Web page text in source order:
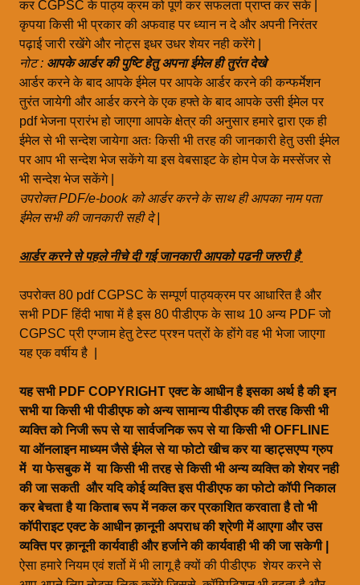
कर CGPSC के पाठ्य क्रम को पूर्ण कर सफलता प्राप्त कर सके |
कृपया किसी भी प्रकार की अफवाह पर ध्यान न दे और अपनी निरंतर
पढ़ाई जारी रखेंगे और नोट्स इधर उधर शेयर नही करेंगे |
नोट : आपके आर्डर की पुष्टि हेतु अपना ईमेल ही तुरंत देखे
आर्डर करने के बाद आपके ईमेल पर आपके आर्डर करने की कन्फर्मेशन
तुरंत जायेगी और आर्डर करने के एक हफ्ते के बाद आपके उसी ईमेल पर
pdf भेजना प्रारंभ हो जाएगा आपके क्षेत्र की अनुसार हमारे द्वारा एक ही
ईमेल से भी सन्देश जायेगा अतः किसी भी तरह की जानकारी हेतु उसी ईमेल
पर आप भी सन्देश भेज सकेंगे या इस वेबसाइट के होम पेज के मस्सेंजर से
भी सन्देश भेज सकेंगे |
उपरोक्त PDF/e-book को आर्डर करने के साथ ही आपका नाम पता
ईमेल सभी की जानकारी सही दे |
आर्डर करने से पहले नीचे दी गई जानकारी आपको पढनी जरुरी है
उपरोक्त 80 pdf CGPSC के सम्पूर्ण पाठ्यक्रम पर आधारित है और
सभी PDF हिंदी भाषा में है इस 80 पीडीएफ के साथ 10 अन्य PDF जो
CGPSC प्री एग्जाम हेतु टेस्ट प्रश्न पत्रों के होंगे वह भी भेजा जाएगा
यह एक वर्षीय है |
यह सभी PDF COPYRIGHT एक्ट के आधीन है इसका अर्थ है की इन
सभी या किसी भी पीडीएफ को अन्य सामान्य पीडीएफ की तरह किसी भी
व्यक्ति को निजी रूप से या सार्वजनिक रूप से या किसी भी OFFLINE
या ऑनलाइन माध्यम जैसे ईमेल से या फोटो खीच कर या व्हाट्सएप्प ग्रुप
में या फेसबुक में या किसी भी तरह से किसी भी अन्य व्यक्ति को शेयर नही
की जा सकती और यदि कोई व्यक्ति इस पीडीएफ का फोटो कॉपी निकाल
कर बेचता है या किताब रूप में नकल कर प्रकाशित करवाता है तो भी
कॉपीराइट एक्ट के आधीन क़ानूनी अपराध की श्रेणी में आएगा और उस
व्यक्ति पर क़ानूनी कार्यवाही और हर्जाने की कार्यवाही भी की जा सकेगी |
ऐसा हमारे नियम एवं शर्तो में भी लागू है क्यों की पीडीएफ शेयर करने से